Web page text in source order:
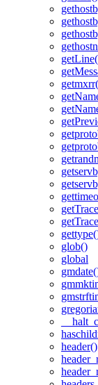
glob()
global
header()